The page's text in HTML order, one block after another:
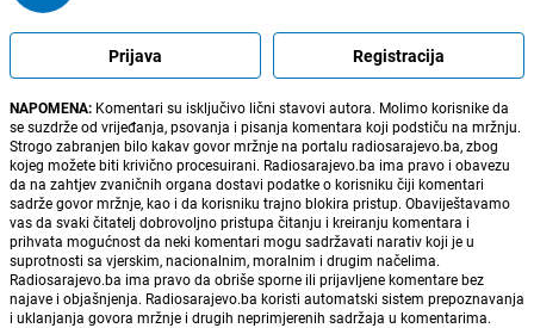
Prijava Registracija
NAPOMENA: Komentari su isključivo lični stavovi autora. Molimo korisnike da
se suzdrže od vrijeđanja, psovanja i pisanja komentara koji podstiču na mržnju.
Strogo zabranjen bilo kakav govor mržnje na portalu radiosarajevo.ba, zbog
kojeg možete biti krivično procesuirani. Radiosarajevo.ba ima pravo i obavezu
da na zahtjev zvaničnih organa dostavi podatke o korisniku čiji komentari
sadrže govor mržnje, kao i da korisniku trajno blokira pristup. Obaviještavamo
vas da svaki čitatelj dobrovoljno pristupa čitanju i kreiranju komentara i
prihvata mogućnost da neki komentari mogu sadržavati narativ koji je u
suprotnosti sa vjerskim, nacionalnim, moralnim i drugim načelima.
Radiosarajevo.ba ima pravo da obriše sporne ili prijavljene komentare bez
najave i objašnjenja. Radiosarajevo.ba koristi automatski sistem prepoznavanja
i uklanjanja govora mržnje i drugih neprimjerenih sadržaja u komentarima.